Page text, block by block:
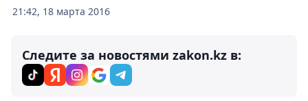
21:42, 18 марта 2016
Следите за новостями zakon.kz в: